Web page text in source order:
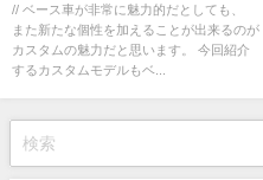
// ベース車が非常に魅力的だとしても、
また新たな個性を加えることが出来るのが
カスタムの魅力だと思います。 今回紹介
するカスタムモデルもベ...